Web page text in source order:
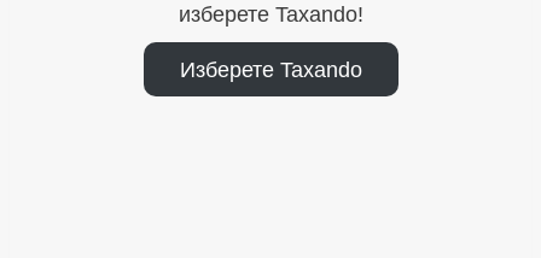
изберете Taxando!
Изберете Taxando